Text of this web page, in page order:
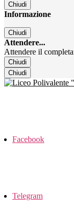
Chiudi
Informazione
Chiudi
Attendere...
Attendere il
Chiudi
Chiudi
Facebook
Telegram